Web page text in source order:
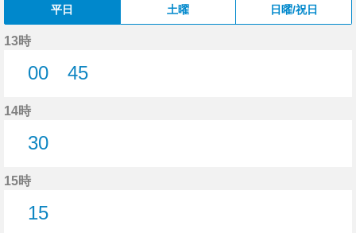
平日 土曜 日曜/祝日
13時
00
45
14時
30
15時
15